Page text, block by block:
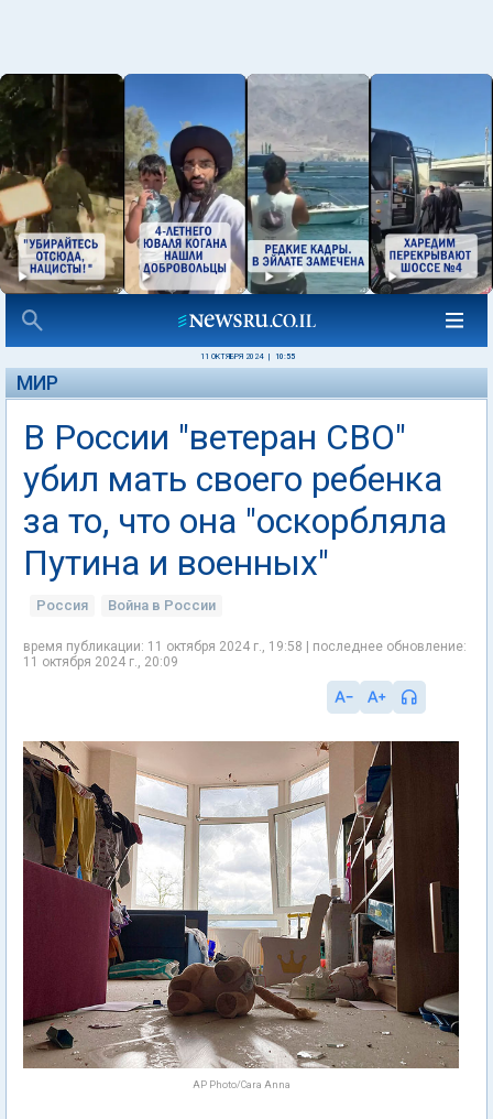
11 ОКТЯБРЯ 2024 10:55
МИР
В России "ветеран СВО"
убил мать своего ребенка
за то, что она "оскорбляла
Путина и военных"
Россия Война в России
время публикации: 11 октября 2024 г., 19:58 | последнее обновление:
11 октября 2024 г., 20:09
AP Photo/Cara Anna